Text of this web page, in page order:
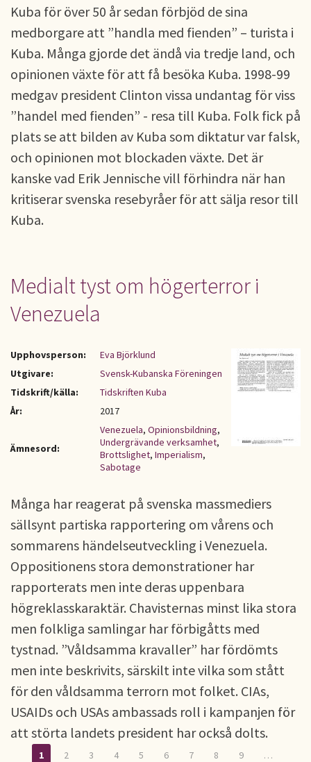
Kuba för över 50 år sedan förbjöd de sina
medborgare att ”handla med fienden” – turista i
Kuba. Många gjorde det ändå via tredje land, och
opinionen växte för att få besöka Kuba. 1998-99
medgav president Clinton vissa undantag för viss
”handel med fienden” - resa till Kuba. Folk fick på
plats se att bilden av Kuba som diktatur var falsk,
och opinionen mot blockaden växte. Det är
kanske vad Erik Jennische vill förhindra när han
kritiserar svenska resebyråer för att sälja resor till
Kuba.
Medialt tyst om högerterror i
Venezuela
Upphovsperson:
Eva Björklund
Utgivare:
Svensk-Kubanska Föreningen
Tidskrift/källa:
Tidskriften Kuba
År:
2017
Ämnesord:
Venezuela, Opinionsbildning,
Undergrävande verksamhet,
Brottslighet, Imperialism,
Sabotage
Många har reagerat på svenska massmediers
sällsynt partiska rapportering om vårens och
sommarens händelseutveckling i Venezuela.
Oppositionens stora demonstrationer har
rapporterats men inte deras uppenbara
högreklasskaraktär. Chavisternas minst lika stora
men folkliga samlingar har förbigåtts med
tystnad. ”Våldsamma kravaller” har fördömts
men inte beskrivits, särskilt inte vilka som stått
för den våldsamma terrorn mot folket. CIAs,
USAIDs och USAs ambassads roll i kampanjen för
att störta landets president har också dolts.
1 2 3 4 5 6 7 8 9
…